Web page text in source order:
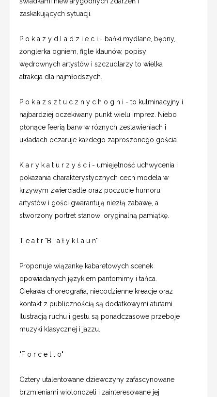
zaskakujących sytuacji.
P o k a z y d l a d z i e c i - bańki mydlane, bębny,
żonglerka ogniem, figle klaunów, popisy
wędrownych artystów i szczudlarzy to wielka
atrakcja dla najmłodszych.
P o k a z s z t u c z n y c h o g n i - to kulminacyjny i
najbardziej oczekiwany punkt wielu imprez. Niebo
płonące feerią barw w różnych zestawieniach i
układach oczaruje każdego zaproszonego gościa.
K a r y k a t u r z y ś c i - umiejętność uchwycenia i
pokazania charakterystycznych cech modela w
krzywym zwierciadle oraz poczucie humoru
artystów i gości gwarantują niezłą zabawę, a
stworzony portret stanowi oryginalną pamiątkę.
T e a t r "B i a ł y k l a u n"
Proponuje wiązankę kabaretowych scenek
opowiadanych językiem pantomimy i tańca.
Ciekawa choreografia, niecodzienne kreacje oraz
kontakt z publicznością są dodatkowymi atutami.
Ilustracją ruchu i gestu są ponadczasowe przeboje
muzyki klasycznej i jazzu.
"F o r c e l l o"
Cztery utalentowane dziewczyny zafascynowane
brzmieniami wiolonczeli i zainteresowane jej